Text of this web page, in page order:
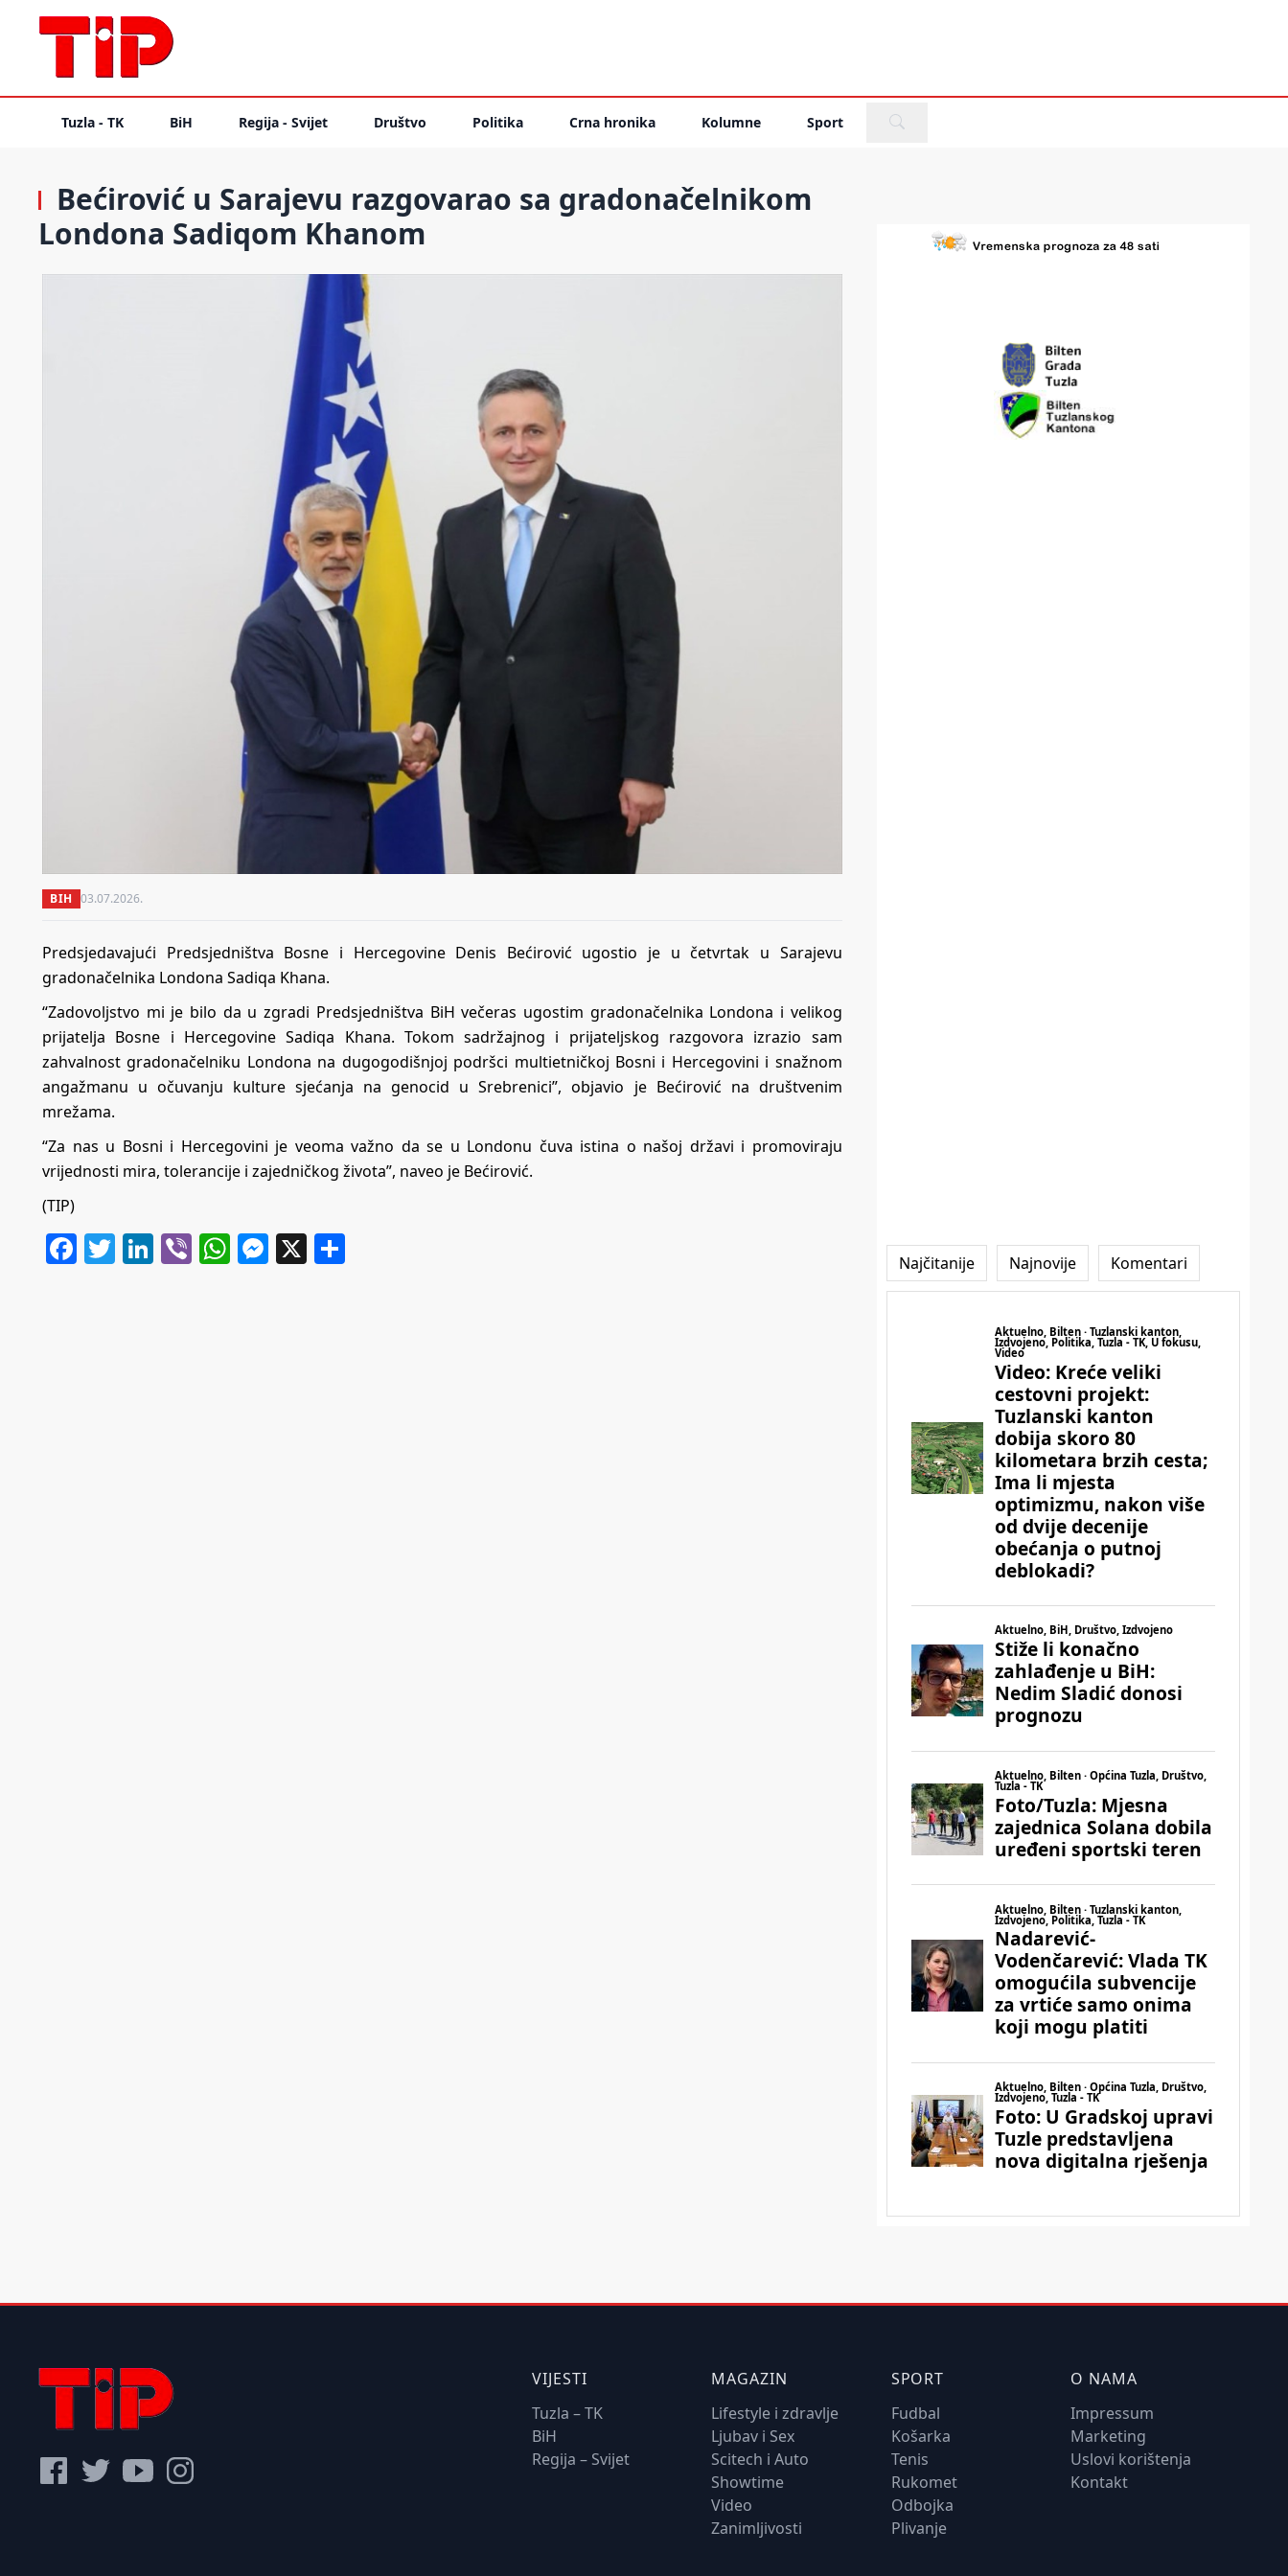
Tuzla - TK BiH Regija - Svijet Društvo Politika Crna hronika Kolumne Sport
Bećirović u Sarajevu razgovarao sa gradonačelnikom
Londona Sadiqom Khanom
BIH 03.07.2026.
Predsjedavajući Predsjedništva Bosne i Hercegovine Denis Bećirović ugostio je u četvrtak u Sarajevu
gradonačelnika Londona Sadiqa Khana.
“Zadovoljstvo mi je bilo da u zgradi Predsjedništva BiH večeras ugostim gradonačelnika Londona i velikog
prijatelja Bosne i Hercegovine Sadiqa Khana. Tokom sadržajnog i prijateljskog razgovora izrazio sam
zahvalnost gradonačelniku Londona na dugogodišnjoj podršci multietničkoj Bosni i Hercegovini i snažnom
angažmanu u očuvanju kulture sjećanja na genocid u Srebrenici”, objavio je Bećirović na društvenim
mrežama.
“Za nas u Bosni i Hercegovini je veoma važno da se u Londonu čuva istina o našoj državi i promoviraju
vrijednosti mira, tolerancije i zajedničkog života”, naveo je Bećirović.
(TIP)
Facebook
Twitter
LinkedIn
ViberWhatsApp
Messenger
X Najčitanije Najnovije Komentari
VIJESTI
Tuzla – TK
BiH
Regija – Svijet
MAGAZIN
Lifestyle i zdravlje
Ljubav i Sex
Scitech i Auto
Showtime
Video
Zanimljivosti
SPORT
Fudbal
Košarka
Tenis
Rukomet
Odbojka
Plivanje
O NAMA
Impressum
Marketing
Uslovi korištenja
Kontakt